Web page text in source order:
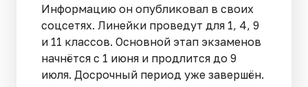
Информацию он опубликовал в своих
соцсетях. Линейки проведут для 1, 4, 9
и 11 классов. Основной этап экзаменов
начнётся с 1 июня и продлится до 9
июля. Досрочный период уже завершён.